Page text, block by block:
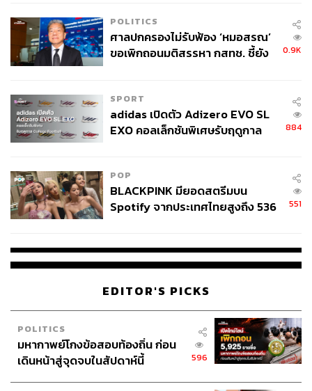
POLITICS
ศาลปกครองไม่รับฟ้อง ‘หมอสรณ’
ขอเพิกถอนมติสรรหา กสทช. ชี้ยัง
0.9K
SPORT
adidas เปิดตัว Adizero EVO SL
EXO คอลเล็กชันพิเศษรับฤดูกาล
884
POP
BLACKPINK มียอดสตรีมบน
Spotify จากประเทศไทยสูงถึง 536
551
EDITOR'S PICKS
POLITICS
มหากาพย์โกงข้อสอบท้องถิ่น ก่อน
เดินหน้าสู่จุดจบในสัปดาห์นี้
596